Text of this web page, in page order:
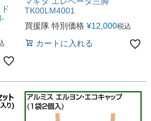
TK00LM4001
買援隊 特別価格 ¥12,000税込
カートに入れる